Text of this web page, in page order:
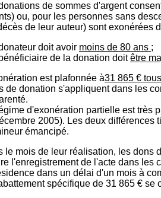
de sommes d'argent
ou, pour les personnes sans
de leur auteur) sont exonérées
doit avoir moins de 80 ans ;
de la donation doitêtre
est plafonnée à31 865 €
de donation s'appliquent dans les
d'exonération partielle est très
2005). Les deux différences
émancipé.
le mois de leur réalisation, les dons
l'enregistrement de l'acte dans les
dans un délai d'un mois à
spécifique de 31 865 € se